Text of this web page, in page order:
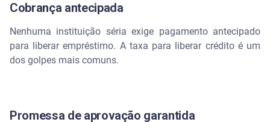
Cobrança antecipada
Nenhuma instituição séria exige pagamento antecipado
para liberar empréstimo. A taxa para liberar crédito é um
dos golpes mais comuns.
Promessa de aprovação garantida